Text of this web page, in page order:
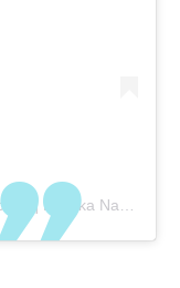
Η δημοσίευση κοινοποιήθηκε από το χρήστη Pontika Nazarenko team (@fighting_global_team)